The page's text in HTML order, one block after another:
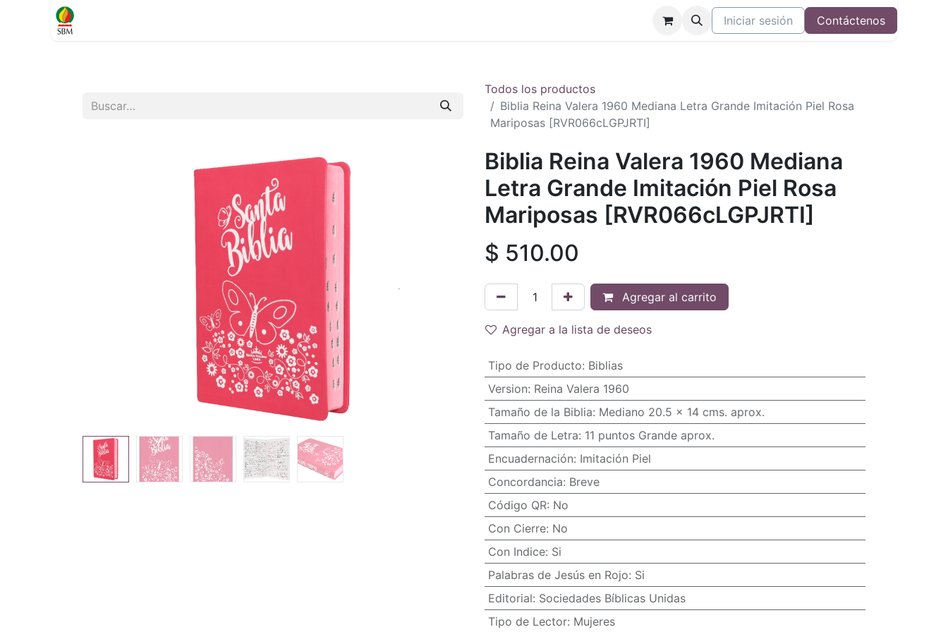
Iniciar sesión Contáctenos
Todos los productos
Biblia Reina Valera 1960 Mediana Letra Grande Imitación Piel Rosa
Mariposas [RVR066cLGPJRTI]
Biblia Reina Valera 1960 Mediana
Letra Grande Imitación Piel Rosa
Mariposas [RVR066cLGPJRTI]
$ 510.00
Agregar al carrito
Agregar a la lista de deseos
Tipo de Producto: Biblias
Version: Reina Valera 1960
Tamaño de la Biblia: Mediano 20.5 x 14 cms. aprox.
Tamaño de Letra: 11 puntos Grande aprox.
Encuadernación: Imitación Piel
Concordancia: Breve
Código QR: No
Con Cierre: No
Con Indice: Si
Palabras de Jesús en Rojo: Si
Editorial: Sociedades Bíblicas Unidas
Tipo de Lector: Mujeres